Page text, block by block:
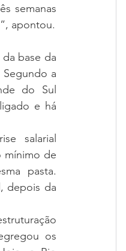
semanas
apontou.
base da
a
do Sul
e há
salarial
mínimo de
pasta.
depois da
os